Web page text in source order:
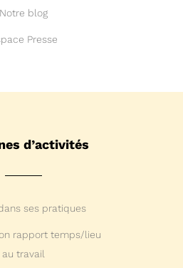
Notre blog
Presse
d’activités
ses pratiques
rapport temps/lieu
au travail